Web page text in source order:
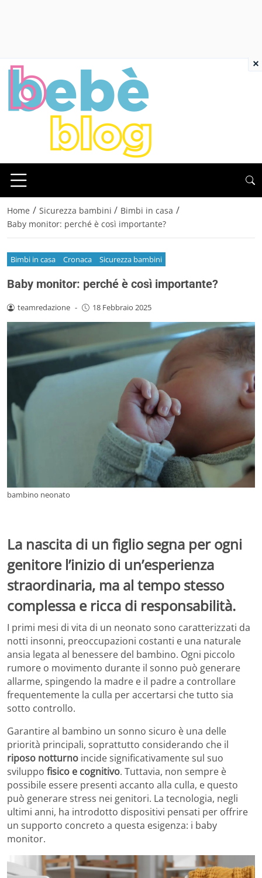
Home / Sicurezza bambini / Bimbi in casa /
Baby monitor: perché è così importante?
Bimbi in casa Cronaca Sicurezza bambini
Baby monitor: perché è così importante?
teamredazione - 18 Febbraio 2025
bambino neonato
La nascita di un figlio segna per ogni
genitore l’inizio di un’esperienza
straordinaria, ma al tempo stesso
complessa e ricca di responsabilità.
I primi mesi di vita di un neonato sono caratterizzati da
notti insonni, preoccupazioni costanti e una naturale
ansia legata al benessere del bambino. Ogni piccolo
rumore o movimento durante il sonno può generare
allarme, spingendo la madre e il padre a controllare
frequentemente la culla per accertarsi che tutto sia
sotto controllo.
Garantire al bambino un sonno sicuro è una delle
priorità principali, soprattutto considerando che il
riposo notturno incide significativamente sul suo
sviluppo fisico e cognitivo. Tuttavia, non sempre è
possibile essere presenti accanto alla culla, e questo
può generare stress nei genitori. La tecnologia, negli
ultimi anni, ha introdotto dispositivi pensati per offrire
un supporto concreto a questa esigenza: i baby
monitor.
×